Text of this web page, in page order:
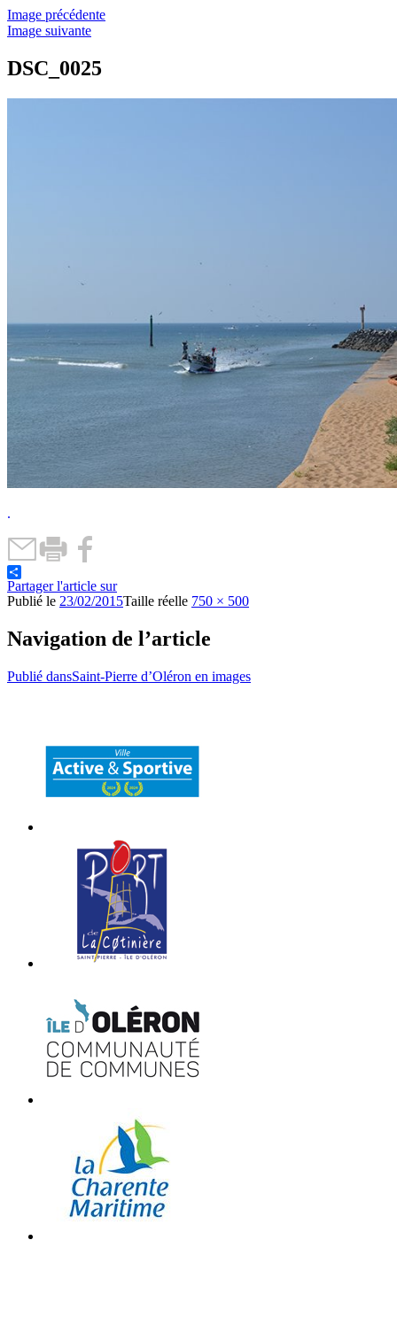
Image précédente
Image suivante
DSC_0025
.
Partager l'article sur
Publié le 23/02/2015Taille réelle 750 × 500
Navigation de l’article
Publié dansSaint-Pierre d’Oléron en images